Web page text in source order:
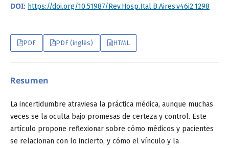
DOI: https://doi.org/10.51987/Rev.Hosp.Ital.B.Aires.v46i2.1298
Resumen
La incertidumbre atraviesa la práctica médica, aunque muchas
veces se la oculta bajo promesas de certeza y control. Este
artículo propone reflexionar sobre cómo médicos y pacientes
se relacionan con lo incierto, y cómo el vínculo y la
PDF PDF (inglés) HTML